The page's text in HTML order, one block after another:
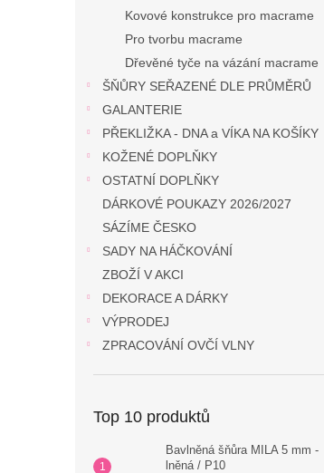
Kovové konstrukce pro macrame
Pro tvorbu macrame
Dřevěné tyče na vázání macrame
ŠŇŮRY SEŘAZENÉ DLE PRŮMĚRŮ
GALANTERIE
PŘEKLIŽKA - DNA a VÍKA NA KOŠÍKY
KOŽENÉ DOPLŇKY
OSTATNÍ DOPLŇKY
DÁRKOVÉ POUKAZY 2026/2027
SÁZÍME ČESKO
SADY NA HÁČKOVÁNÍ
ZBOŽÍ V AKCI
DEKORACE A DÁRKY
VÝPRODEJ
ZPRACOVÁNÍ OVČÍ VLNY
Top 10 produktů
Bavlněná šňůra MILA 5 mm -
lněná / P10